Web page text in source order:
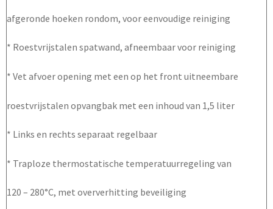
afgeronde hoeken rondom, voor eenvoudige reiniging
* Roestvrijstalen spatwand, afneembaar voor reiniging
* Vet afvoer opening met een op het front uitneembare
roestvrijstalen opvangbak met een inhoud van 1,5 liter
* Links en rechts separaat regelbaar
* Traploze thermostatische temperatuurregeling van
120 – 280°C, met oververhitting beveiliging